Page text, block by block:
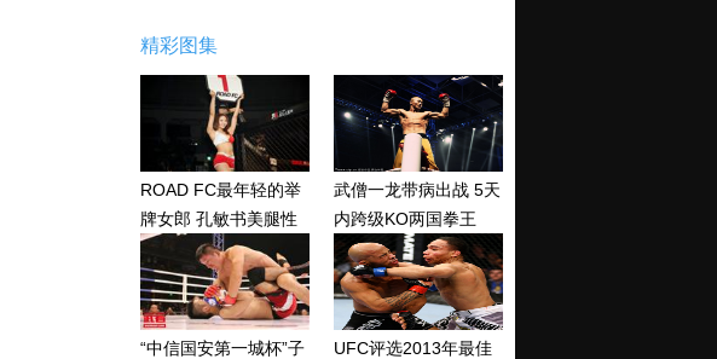
精彩图集
ROAD FC最年轻的举
牌女郎 孔敏书美腿性
感眼神清纯
武僧一龙带病出战 5天
内跨级KO两国拳王
“中信国安第一城杯”子
UFC评选2013年最佳